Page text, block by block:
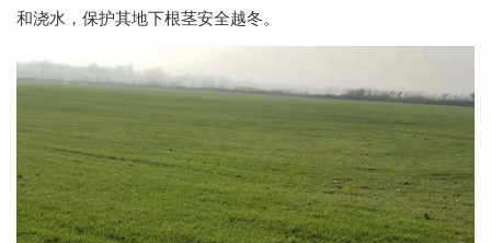
和浇水，保护其地下根茎安全越冬。